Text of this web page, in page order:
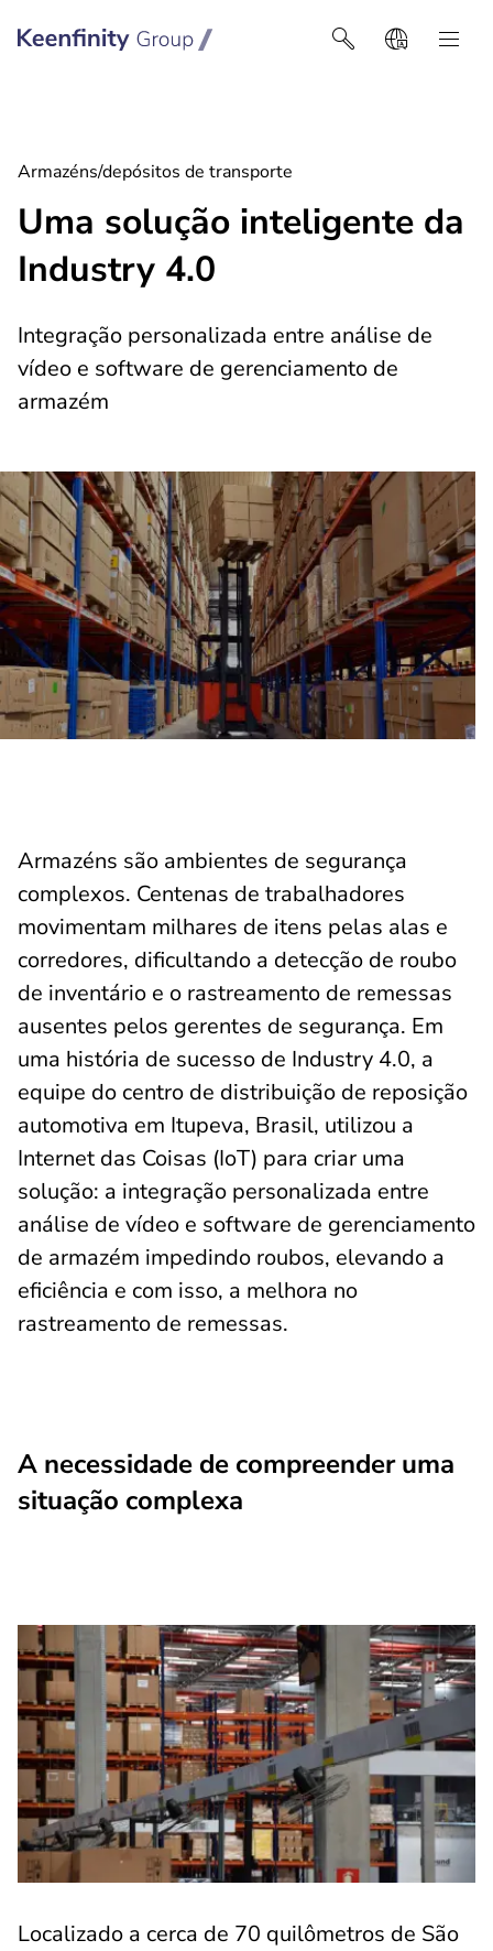
Keenfinity Group I Latin America
Armazéns/depósitos de transporte
Uma solução inteligente da
Industry 4.0
Integração personalizada entre análise de
vídeo e software de gerenciamento de
armazém
Armazéns são ambientes de segurança
complexos. Centenas de trabalhadores
movimentam milhares de itens pelas alas e
corredores, dificultando a detecção de roubo
de inventário e o rastreamento de remessas
ausentes pelos gerentes de segurança. Em
uma história de sucesso de Industry 4.0, a
equipe do centro de distribuição de reposição
automotiva em Itupeva, Brasil, utilizou a
Internet das Coisas (IoT) para criar uma
solução: a integração personalizada entre
análise de vídeo e software de gerenciamento
de armazém impedindo roubos, elevando a
eficiência e com isso, a melhora no
rastreamento de remessas.
A necessidade de compreender uma
situação complexa
Localizado a cerca de 70 quilômetros de São